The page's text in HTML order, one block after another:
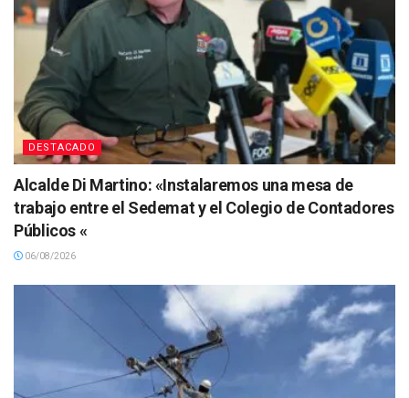
DESTACADO
Alcalde Di Martino: «Instalaremos una mesa de
trabajo entre el Sedemat y el Colegio de Contadores
Públicos «
06/08/2026